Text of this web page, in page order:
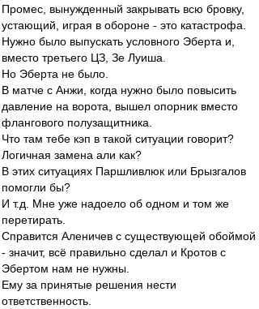
Промес, вынужденный закрывать всю бровку,
устающий, играя в обороне - это катастрофа.
Нужно было выпускать условного Эберта и,
вместо третьего ЦЗ, Зе Луиша.
Но Эберта не было.
В матче с Анжи, когда нужно было повысить
давление на ворота, вышел опорник вместо
флангового полузащитника.
Что там тебе кэп в такой ситуации говорит?
Логичная замена али как?
В этих ситуациях Паршливлюк или Брызгалов
помогли бы?
И т.д. Мне уже надоело об одном и том же
перетирать.
Справится Аленичев с существующей обоймой
- значит, всё правильно сделал и Кротов с
Эбертом нам не нужны.
Ему за принятые решения нести
ответственность.